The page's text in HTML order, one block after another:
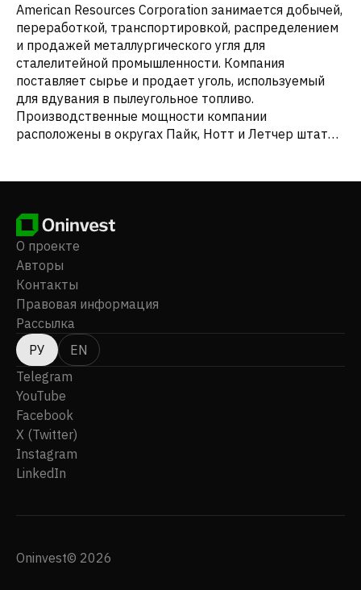
American Resources Corporation занимается добычей,
переработкой, транспортировкой, распределением
и продажей металлургического угля для
сталелитейной промышленности. Компания
поставляет сырье и продает уголь, используемый
для вдувания в пылеугольное топливо.
Производственные мощности компании
расположены в округах Пайк, Нотт и Летчер штата
Corporation была основана в 2006 году, ее штаб-
Индиана.
О проекте
Авторы
Контакты
Правовая информация
Рассылка
РУ
EN
Telegram
YouTube
Facebook
X (Twitter)
Instagram
LinkedIn
Oninvest© 2026